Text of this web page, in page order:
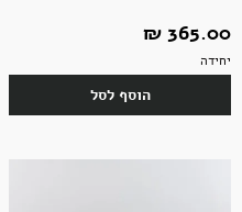
365.00 ‏₪
יחידה
הוסף לסל
קפה ותה
סלים ותיקים